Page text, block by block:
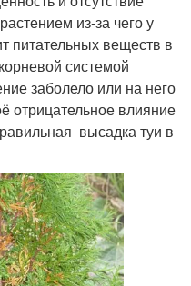
из-за чего у
питательных веществ в
системой
заболело или на него
отрицательное влияние
высадка туи в